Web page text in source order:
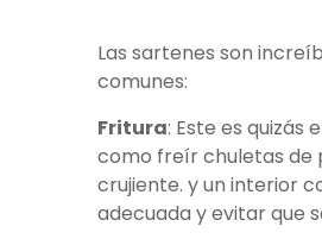
Las sartenes son
comunes:
Fritura: Este es
como freír chuletas de
crujiente. y un interior
adecuada y evitar que